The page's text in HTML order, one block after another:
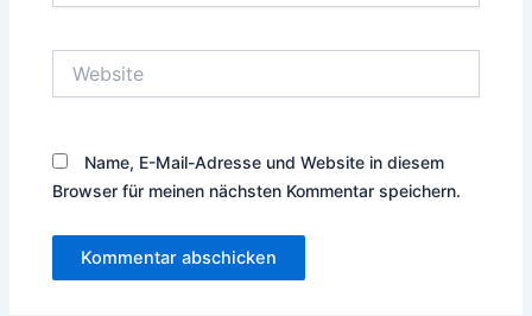
Name, E-Mail-Adresse und Website in diesem
Browser für meinen nächsten Kommentar speichern.